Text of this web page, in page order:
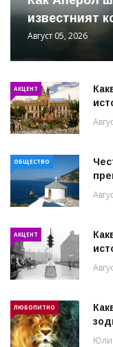
известният
Август 05, 2026
АКЦЕНТ
ОБЩЕСТВО
АКЦЕНТ
ЛЮБОПИТНО
Юли